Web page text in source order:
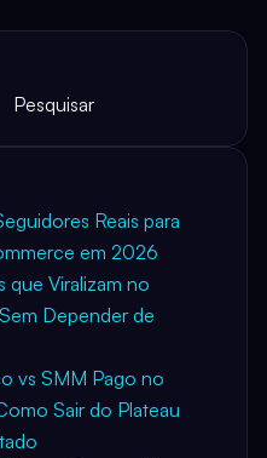
Pesquisar
Reais para
em 2026
que Viralizam no
Depender de
vs SMM Pago no
Sair do Plateau